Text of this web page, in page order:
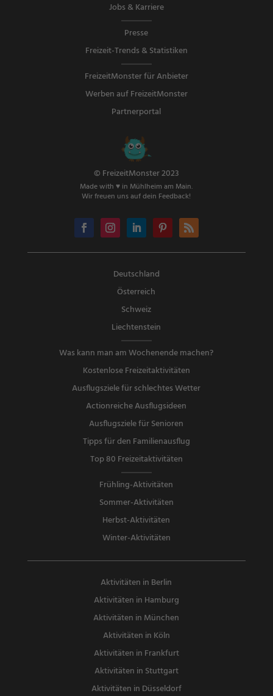
Jobs & Karriere
Presse
Freizeit-Trends & Statistiken
FreizeitMonster für Anbieter
Werben auf FreizeitMonster
Partnerportal
© FreizeitMonster 2023
Made with ♥ in Mühlheim am Main.
Wir freuen uns auf dein Feedback!
Deutschland
Österreich
Schweiz
Liechtenstein
Was kann man am Wochenende machen?
Kostenlose Freizeitaktivitäten
Ausflugsziele für schlechtes Wetter
Actionreiche Ausflugsideen
Ausflugsziele für Senioren
Tipps für den Familienausflug
Top 80 Freizeitaktivitäten
Frühling-Aktivitäten
Sommer-Aktivitäten
Herbst-Aktivitäten
Winter-Aktivitäten
Aktivitäten in Berlin
Aktivitäten in Hamburg
Aktivitäten in München
Aktivitäten in Köln
Aktivitäten in Frankfurt
Aktivitäten in Stuttgart
Aktivitäten in Düsseldorf